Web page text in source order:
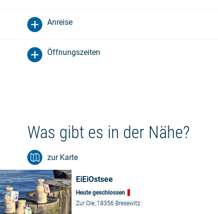
Anreise
Öffnungszeiten
Was gibt es in der Nähe?
zur Karte
EiEiOstsee
Heute geschlossen
Zur Oie, 18356 Bresewitz